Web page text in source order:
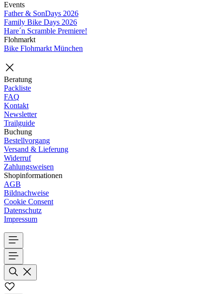
Events
Father & SonDays 2026
Family Bike Days 2026
Hare´n Scramble Premiere!
Flohmarkt
Bike Flohmarkt München
Beratung
Packliste
FAQ
Kontakt
Newsletter
Trailguide
Buchung
Bestellvorgang
Versand & Lieferung
Widerruf
Zahlungsweisen
Shopinformationen
AGB
Bildnachweise
Cookie Consent
Datenschutz
Impressum